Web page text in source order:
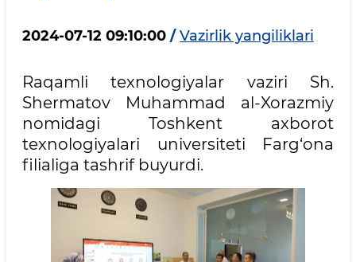
2024-07-12 09:10:00 / Vazirlik yangiliklari
Raqamli texnologiyalar vaziri Sh.
Shermatov Muhammad al-Xorazmiy
nomidagi Toshkent axborot
texnologiyalari universiteti Farg‘ona
filialiga tashrif buyurdi.